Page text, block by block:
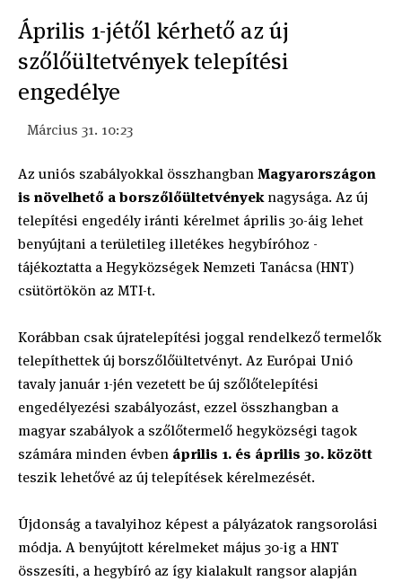
Április 1-jétől kérhető az új
szőlőültetvények telepítési
engedélye
Március 31. 10:23
Az uniós szabályokkal összhangbanMagyarországon
is növelhető a borszőlőültetvényeknagysága. Az új
telepítési engedély iránti kérelmet április 30-áig lehet
benyújtani a területileg illetékes hegybíróhoz -
tájékoztatta a Hegyközségek Nemzeti Tanácsa (HNT)
csütörtökön az MTI-t.
Korábban csak újratelepítési joggal rendelkező termelők
telepíthettek új borszőlőültetvényt. Az Európai Unió
tavaly január 1-jén vezetett be új szőlőtelepítési
engedélyezési szabályozást, ezzel összhangban a
magyar szabályok a szőlőtermelő hegyközségi tagok
számára minden évben április 1. és április 30. között
teszik lehetővé az új telepítések kérelmezését.
Újdonság a tavalyihoz képest a pályázatok rangsorolási
módja. A benyújtott kérelmeket május 30-ig a HNT
összesíti, a hegybíró az így kialakult rangsor alapján